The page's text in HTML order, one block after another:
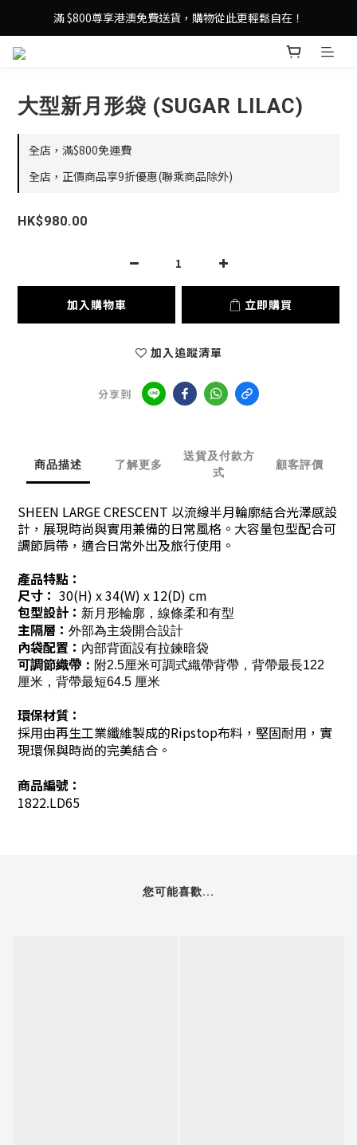
登記成為 LeSportsac網店會員，即享 HK$50 購物金禮遇！
滿 $800尊享港澳免費送貨，購物從此更輕鬆自在！
登記成為 LeSportsac網店會員，即享 HK$50 購物金禮遇！
大型新月形袋 (SUGAR LILAC)
全店，滿$800免運費
全店，正價商品享9折優惠(聯乘商品除外)
HK$980.00
加入購物車 立即購買
加入追蹤清單
分享到
商品描述 了解更多
送貨及付款方
式
顧客評價
SHEEN LARGE CRESCENT 以流線半月輪廓結合光澤感設
計，展現時尚與實用兼備的日常風格。大容量包型配合可
調節肩帶，適合日常外出及旅行使用。
產品特點：
尺寸： 30(H) x 34(W) x 12(D) cm
包型設計： 新月形輪廓，線條柔和有型
主隔層： 外部為主袋開合設計
內袋配置： 內部背面設有拉鍊暗袋
可調節織帶 ： 附2.5厘米可調式織帶背帶，背帶最長122
厘米，背帶最短64.5 厘米
環保材質：
採用由再生工業纖維製成的Ripstop布料，堅固耐用，實
現環保與時尚的完美結合。
商品編號：
1822.LD65
您可能喜歡...